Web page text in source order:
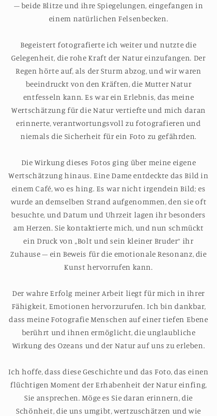
– beide Blitze und ihre Spiegelungen, eingefangen in
einem natürlichen Felsenbecken.
Begeistert fotografierte ich weiter und nutzte die
Gelegenheit, die rohe Kraft der Natur einzufangen. Der
Regen hörte auf, als der Sturm abzog, und wir waren
beeindruckt von den Kräften, die Mutter Natur
entfesseln kann. Es war ein Erlebnis, das meine
Wertschätzung für die Natur vertiefte und mich daran
erinnerte, verantwortungsvoll zu fotografieren und
niemals die Sicherheit für ein Foto zu gefährden.
Die Wirkung dieses Fotos ging über meine eigene
Wertschätzung hinaus. Eine Dame entdeckte das Bild in
einem Café, wo es hing. Es war nicht irgendein Bild; es
wurde an demselben Strand aufgenommen, den sie oft
besuchte, und Datum und Uhrzeit lagen ihr besonders
am Herzen. Sie kontaktierte mich, und nun schmückt
ein Druck von „Bolt und sein kleiner Bruder“ ihr
Zuhause – ein Beweis für die emotionale Resonanz, die
Kunst hervorrufen kann.
Der wahre Erfolg meiner Arbeit liegt für mich in ihrer
Fähigkeit, Emotionen hervorzurufen. Ich bin dankbar,
dass meine Fotografie Menschen auf einer tiefen Ebene
berührt und ihnen ermöglicht, die unglaubliche
Wirkung des Ozeans und der Natur auf uns zu erleben.
Ich hoffe, dass diese Geschichte und das Foto, das einen
flüchtigen Moment der Erhabenheit der Natur einfing,
Sie ansprechen. Möge es Sie daran erinnern, die
Schönheit, die uns umgibt, wertzuschätzen und wie